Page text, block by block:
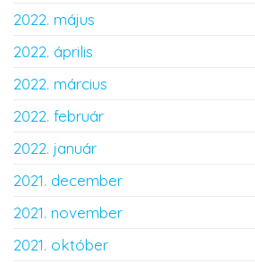
2022. május
2022. április
2022. március
2022. február
2022. január
2021. december
2021. november
2021. október